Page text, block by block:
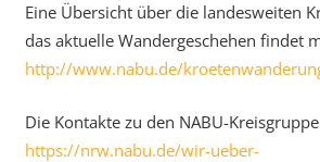
Eine Übersicht über die landesweiten
das aktuelle Wandergeschehen findet
http://www.nabu.de/
Die Kontakte zu den NABU-
https://nrw.nabu.de/wir-ueber-